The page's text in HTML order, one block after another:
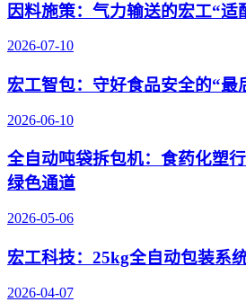
因料施策：气力输送的宏工“适
2026-07-10
宏工智包：守好食品安全的“最
2026-06-10
全自动吨袋拆包机：食药化塑
绿色通道
2026-05-06
宏工科技：25kg全自动包装系
2026-04-07